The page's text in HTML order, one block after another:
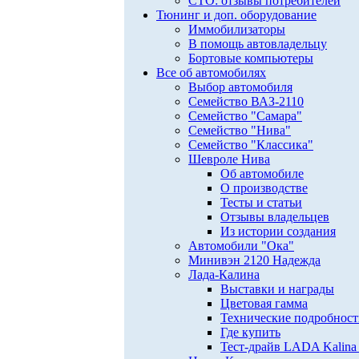
Тюнинг и доп. оборудование
Иммобилизаторы
В помощь автовладельцу
Бортовые компьютеры
Все об автомобилях
Выбор автомобиля
Семейство ВАЗ-2110
Семейство "Самара"
Семейство "Нива"
Семейство "Классика"
Шевроле Нива
Об автомобиле
О производстве
Тесты и статьи
Отзывы владельцев
Из истории создания
Автомобили "Ока"
Минивэн 2120 Надежда
Лада-Калина
Выставки и награды
Цветовая гамма
Технические
Где купить
Тест-драйв LADA Kalina